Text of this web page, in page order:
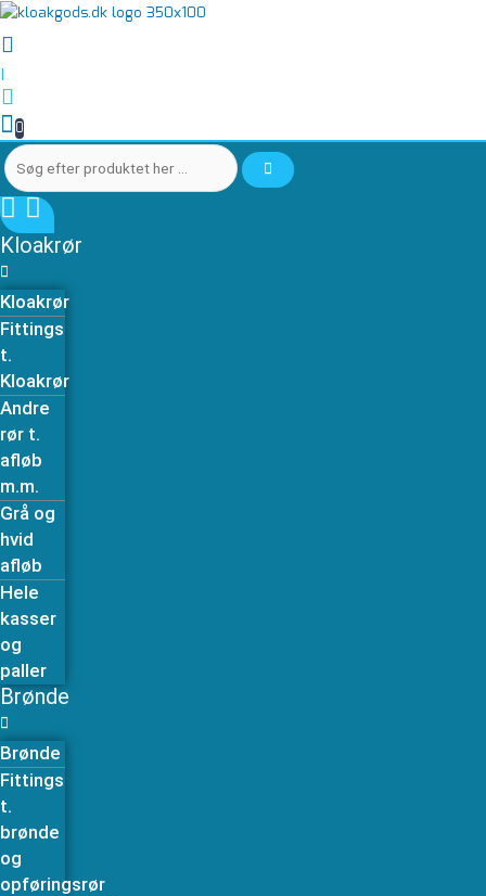
Gå
til
indholdet
|
0
Søg
efter
produktet
…
Kloakrør
Kloakrør
Fittings
t.
Kloakrør
Andre
rør t.
afløb
m.m.
Grå og
hvid
afløb
Hele
kasser
og
paller
Brønde
Brønde
Fittings
t.
brønde
og
opføringsrør
Søg
efter
produktet
…